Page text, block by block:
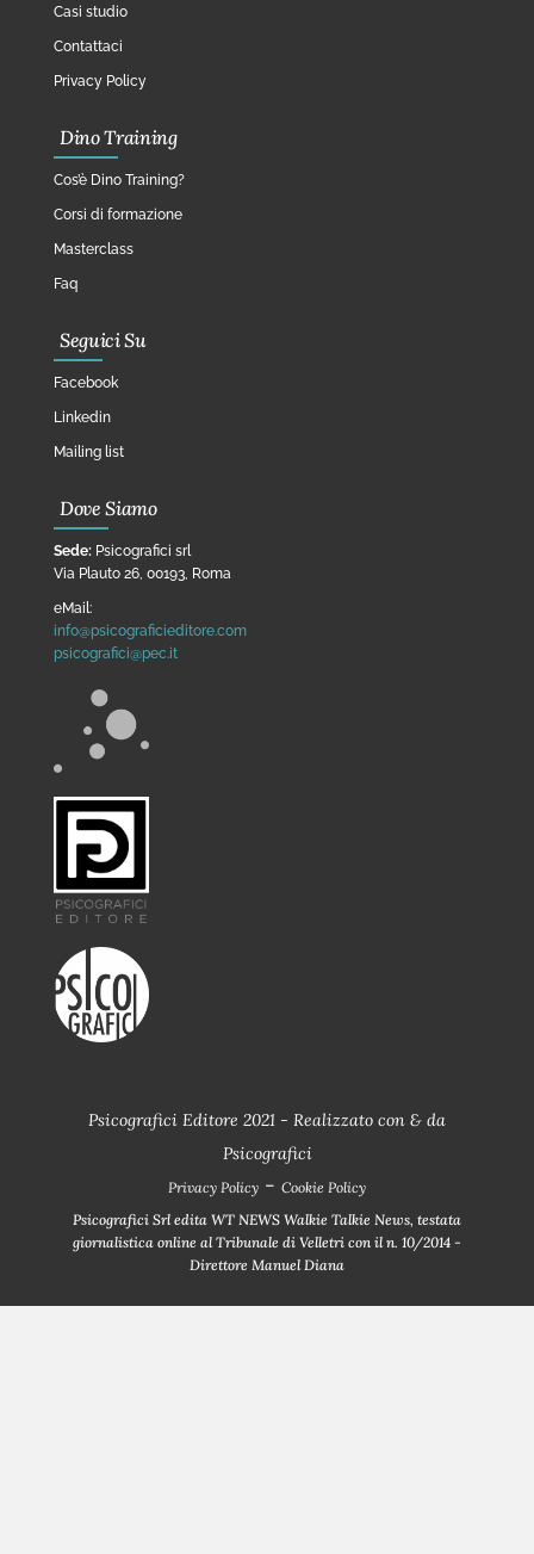
Casi studio
Contattaci
Privacy Policy
Dino Training
Cos’è Dino Training?
Corsi di formazione
Masterclass
Faq
Seguici Su
Facebook
Linkedin
Mailing list
Dove Siamo
Sede: Psicografici srl
Via Plauto 26, 00193, Roma
eMail:
info@psicograficieditore.com
psicografici@pec.it
Psicografici Editore 2021 - Realizzato con & da
Psicografici
Privacy Policy - Cookie Policy
Psicografici Srl edita WT NEWS Walkie Talkie News, testata
giornalistica online al Tribunale di Velletri con il n. 10/2014 -
Direttore Manuel Diana